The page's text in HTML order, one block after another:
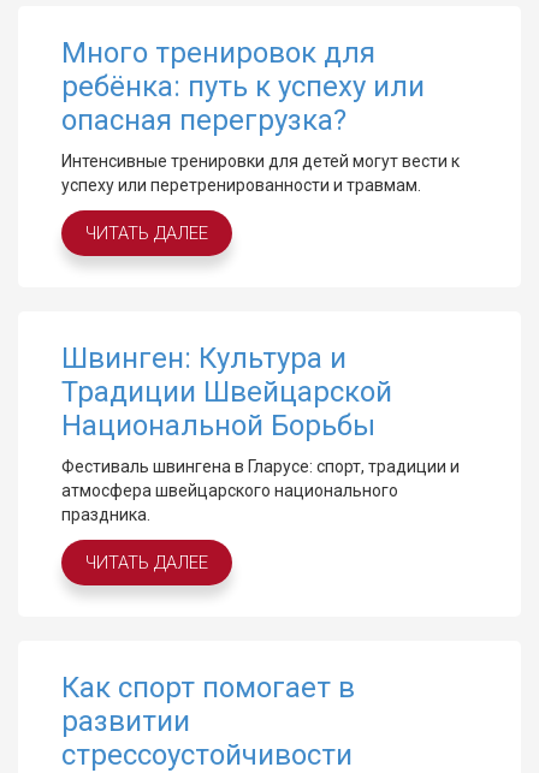
Много тренировок для
ребёнка: путь к успеху или
опасная перегрузка?
Интенсивные тренировки для детей могут вести к
успеху или перетренированности и травмам.
ЧИТАТЬ ДАЛЕЕ
Швинген: Культура и
Традиции Швейцарской
Национальной Борьбы
Фестиваль швингена в Гларусе: спорт, традиции и
атмосфера швейцарского национального
праздника.
ЧИТАТЬ ДАЛЕЕ
Как спорт помогает в
развитии
стрессоустойчивости